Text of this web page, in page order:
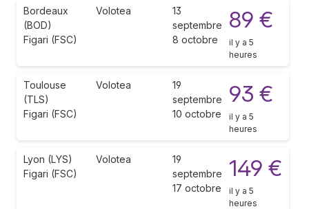
Bordeaux
(BOD)
Figari (FSC)
Volotea
13
septembre
8 octobre
89 €
il y a 5
heures
Toulouse
(TLS)
Figari (FSC)
Volotea
19
septembre
10 octobre
93 €
il y a 5
heures
Lyon (LYS)
Figari (FSC)
Volotea
19
septembre
17 octobre
149 €
il y a 5
heures